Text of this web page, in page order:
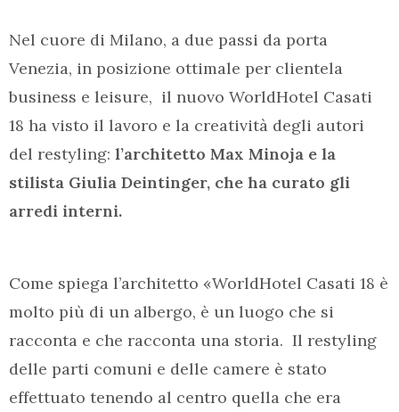
Nel cuore di Milano, a due passi da porta
Venezia, in posizione ottimale per clientela
business e leisure, il nuovo WorldHotel Casati
18 ha visto il lavoro e la creatività degli autori
del restyling: l’architetto Max Minoja e la
stilista Giulia Deintinger, che ha curato gli
arredi interni.
Come spiega l’architetto «WorldHotel Casati 18 è
molto più di un albergo, è un luogo che si
racconta e che racconta una storia. Il restyling
delle parti comuni e delle camere è stato
effettuato tenendo al centro quella che era